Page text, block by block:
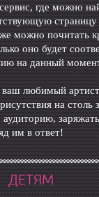
где можно
страницу
можно почитать
оно будет
на данный
ваш любимый
на
им в ответ!
ДЕТЯМ